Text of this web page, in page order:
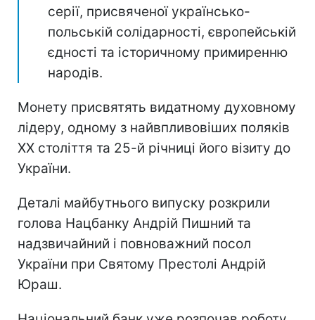
серії, присвяченої українсько-
польській солідарності, європейській
єдності та історичному примиренню
народів.
Монету присвятять видатному духовному
лідеру, одному з найвпливовіших поляків
ХХ століття та 25-й річниці його візиту до
України.
Деталі майбутнього випуску розкрили
голова Нацбанку Андрій Пишний та
надзвичайний і повноважний посол
України при Святому Престолі Андрій
Юраш.